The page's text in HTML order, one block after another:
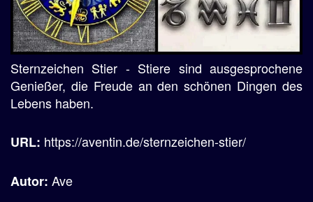
Sternzeichen Stier - Stiere sind ausgesprochene
Genießer, die Freude an den schönen Dingen des
Lebens haben.
URL: https://aventin.de/sternzeichen-stier/
Autor: Ave